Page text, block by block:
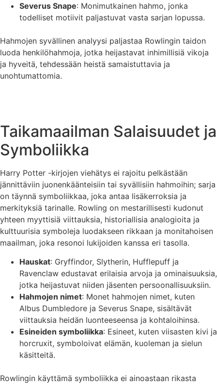
Severus Snape: Monimutkainen hahmo, jonka
todelliset motiivit paljastuvat vasta sarjan lopussa.
Hahmojen syvällinen analyysi paljastaa Rowlingin taidon
luoda henkilöhahmoja, jotka heijastavat inhimillisiä vikoja
ja hyveitä, tehdessään heistä samaistuttavia ja
unohtumattomia.
Taikamaailman Salaisuudet ja
Symboliikka
Harry Potter -kirjojen viehätys ei rajoitu pelkästään
jännittäviin juonenkäänteisiin tai syvällisiin hahmoihin; sarja
on täynnä symboliikkaa, joka antaa lisäkerroksia ja
merkityksiä tarinalle. Rowling on mestarillisesti kudonut
yhteen myyttisiä viittauksia, historiallisia analogioita ja
kulttuurisia symboleja luodakseen rikkaan ja monitahoisen
maailman, joka resonoi lukijoiden kanssa eri tasolla.
Hauskat: Gryffindor, Slytherin, Hufflepuff ja
Ravenclaw edustavat erilaisia arvoja ja ominaisuuksia,
jotka heijastuvat niiden jäsenten persoonallisuuksiin.
Hahmojen nimet: Monet hahmojen nimet, kuten
Albus Dumbledore ja Severus Snape, sisältävät
viittauksia heidän luonteeseensa ja kohtaloihinsa.
Esineiden symboliikka: Esineet, kuten viisasten kivi ja
horcruxit, symboloivat elämän, kuoleman ja sielun
käsitteitä.
Rowlingin käyttämä symboliikka ei ainoastaan rikasta